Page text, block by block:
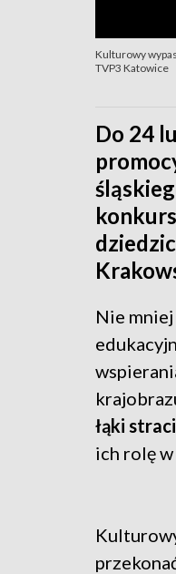
Kulturowy
TVP3 Katowice
Do 24
Nie
łąki
ich rolę